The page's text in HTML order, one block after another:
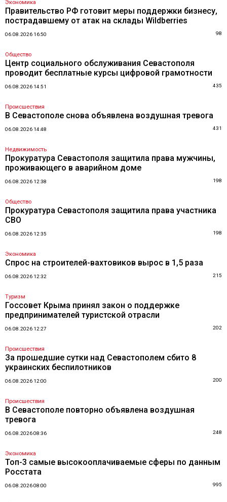
Экономика
Правительство РФ готовит меры поддержки бизнесу,
пострадавшему от атак на склады Wildberries
06.08.2026 16:50 98
Общество
Центр социального обслуживания Севастополя
проводит бесплатные курсы цифровой грамотности
06.08.2026 14:51 435
Происшествия
В Севастополе снова объявлена воздушная тревога
06.08.2026 14:48 431
Недвижимость
Прокуратура Севастополя защитила права мужчины,
проживающего в аварийном доме
06.08.2026 12:38 198
Общество
Прокуратура Севастополя защитила права участника
СВО
06.08.2026 12:35 198
Экономика
Спрос на строителей-вахтовиков вырос в 1,5 раза
06.08.2026 12:32 215
Туризм
Госсовет Крыма принял закон о поддержке
предпринимателей туристской отрасли
06.08.2026 12:27 202
Происшествия
За прошедшие сутки над Севастополем сбито 8
украинских беспилотников
06.08.2026 12:00 200
Происшествия
В Севастополе повторно объявлена воздушная
тревога
06.08.2026 08:36 248
Экономика
Топ-3 самые высокооплачиваемые сферы по данным
Росстата
06.08.2026 08:00 995